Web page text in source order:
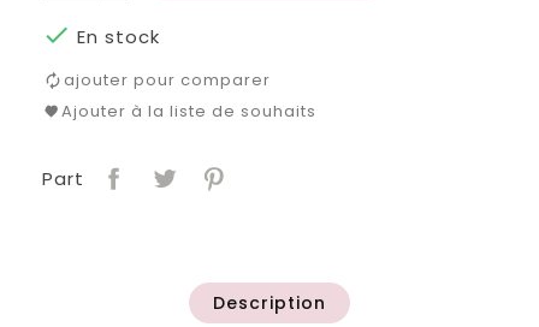
 En stock
ajouter pour comparer
Ajouter à la liste de souhaits
Part
Description